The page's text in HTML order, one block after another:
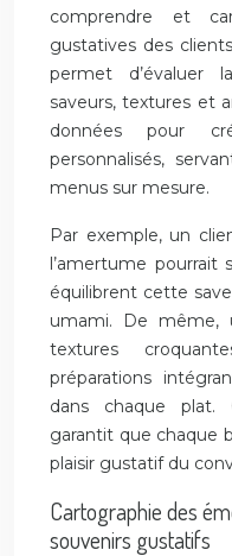
comprendre et
gustatives des
permet d’évaluer
saveurs, textures et
données pour
personnalisés,
menus sur mesure.
Par exemple, un
l’amertume pourrait
équilibrent cette
umami. De même,
textures
préparations
dans chaque plat.
garantit que chaque
plaisir gustatif du
Cartographie des
souvenirs gustatifs